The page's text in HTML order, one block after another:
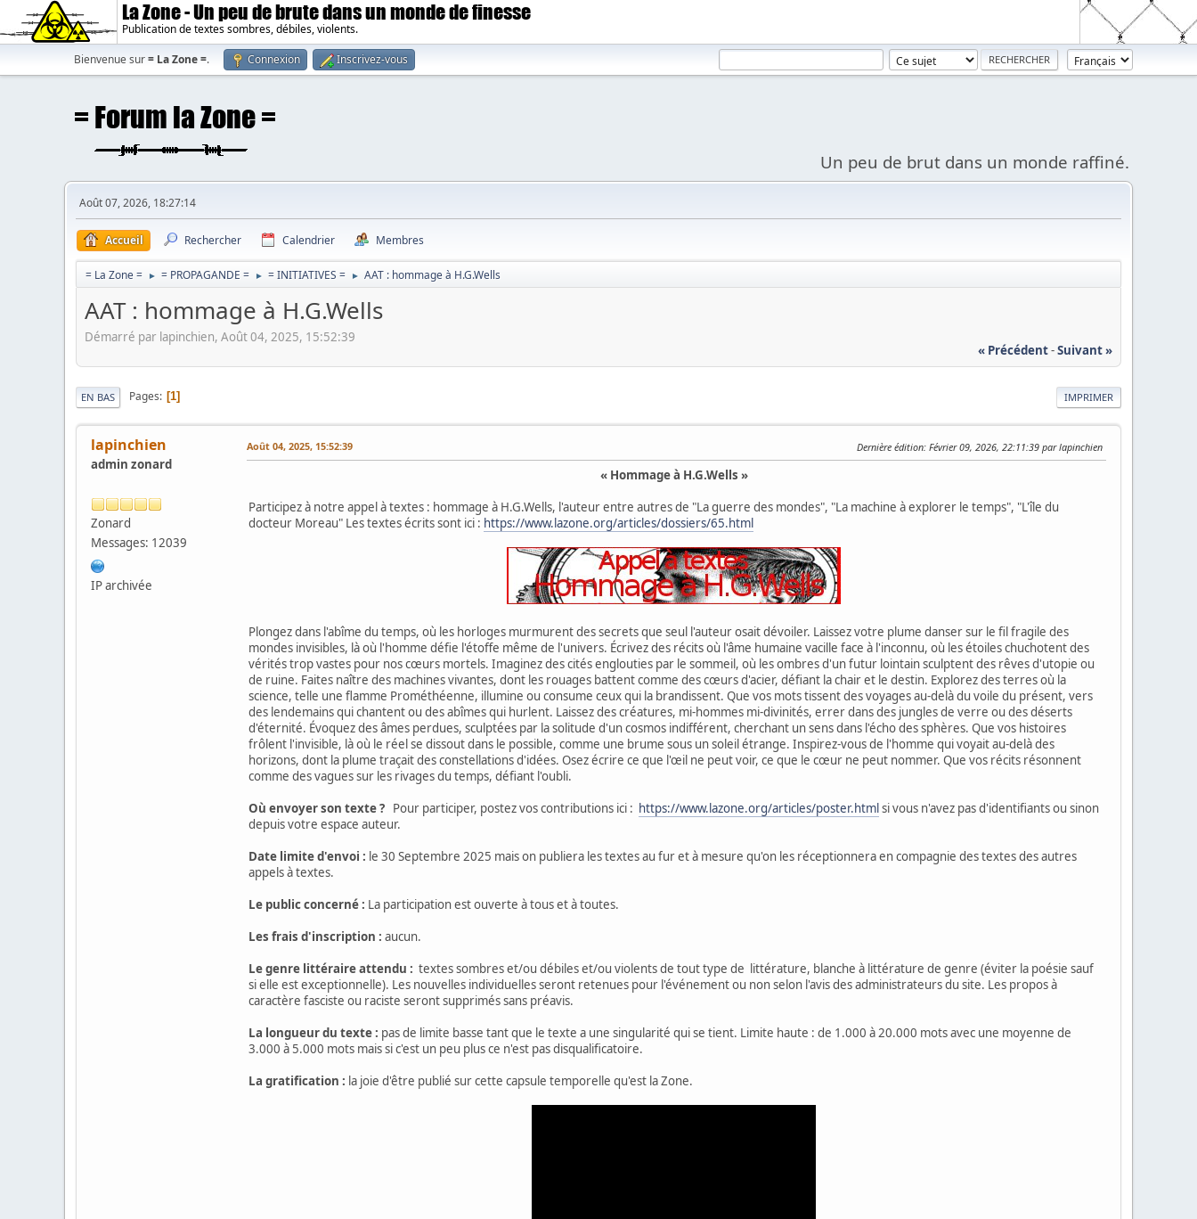
La Zone - Un peu de brute dans un monde de finesse
Publication de textes sombres, débiles, violents.
Bienvenue sur= La Zone =. Connexion Inscrivez-vous
Un peu de brut dans un monde raffiné.
Août 07, 2026, 18:27:14
Accueil Rechercher Calendrier Membres
= La Zone = ► = PROPAGANDE = ► = INITIATIVES = ► AAT : hommage à H.G.Wells
AAT : hommage à H.G.Wells
Démarré par lapinchien, Août 04, 2025, 15:52:39
« Précédent-Suivant »
IMPRIMER
EN BAS Pages 1
lapinchien
admin zonard
Zonard
Messages: 12039
IP archivée
Août 04, 2025, 15:52:39 Dernière édition: Février 09, 2026, 22:11:39 par lapinchien
« Hommage à H.G.Wells »
Participez à notre appel à textes : hommage à H.G.Wells, l'auteur entre autres de "La guerre des mondes", "La machine à explorer le temps", "L'île du
docteur Moreau" Les textes écrits sont ici : https://www.lazone.org/articles/dossiers/65.html
Plongez dans l'abîme du temps, où les horloges murmurent des secrets que seul l'auteur osait dévoiler. Laissez votre plume danser sur le fil fragile des
mondes invisibles, là où l'homme défie l'étoffe même de l'univers. Écrivez des récits où l'âme humaine vacille face à l'inconnu, où les étoiles chuchotent des
vérités trop vastes pour nos cœurs mortels. Imaginez des cités englouties par le sommeil, où les ombres d'un futur lointain sculptent des rêves d'utopie ou
de ruine. Faites naître des machines vivantes, dont les rouages battent comme des cœurs d'acier, défiant la chair et le destin. Explorez des terres où la
science, telle une flamme Prométhéenne, illumine ou consume ceux qui la brandissent. Que vos mots tissent des voyages au-delà du voile du présent, vers
des lendemains qui chantent ou des abîmes qui hurlent. Laissez des créatures, mi-hommes mi-divinités, errer dans des jungles de verre ou des déserts
d'éternité. Évoquez des âmes perdues, sculptées par la solitude d'un cosmos indifférent, cherchant un sens dans l'écho des sphères. Que vos histoires
frôlent l'invisible, là où le réel se dissout dans le possible, comme une brume sous un soleil étrange. Inspirez-vous de l'homme qui voyait au-delà des
horizons, dont la plume traçait des constellations d'idées. Osez écrire ce que l'œil ne peut voir, ce que le cœur ne peut nommer. Que vos récits résonnent
comme des vagues sur les rivages du temps, défiant l'oubli.
Où envoyer son texte ? Pour participer, postez vos contributions ici : https://www.lazone.org/articles/poster.htmlsi vous n'avez pas d'identifiants ou sinon
depuis votre espace auteur.
Date limite d'envoi : le 30 Septembre 2025 mais on publiera les textes au fur et à mesure qu'on les réceptionnera en compagnie des textes des autres
appels à textes.
Le public concerné : La participation est ouverte à tous et à toutes.
Les frais d'inscription : aucun.
Le genre littéraire attendu : textes sombres et/ou débiles et/ou violents de tout type de littérature, blanche à littérature de genre (éviter la poésie sauf
si elle est exceptionnelle). Les nouvelles individuelles seront retenues pour l'événement ou non selon l'avis des administrateurs du site. Les propos à
caractère fasciste ou raciste seront supprimés sans préavis.
La longueur du texte : pas de limite basse tant que le texte a une singularité qui se tient. Limite haute : de 1.000 à 20.000 mots avec une moyenne de
3.000 à 5.000 mots mais si c'est un peu plus ce n'est pas disqualificatoire.
La gratification : la joie d'être publié sur cette capsule temporelle qu'est la Zone.